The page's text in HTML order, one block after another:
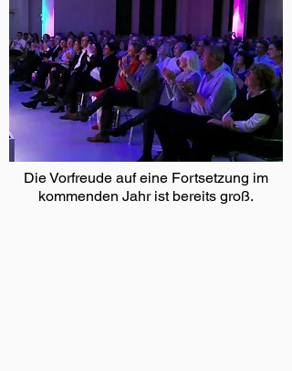
Die Vorfreude auf eine Fortsetzung im
kommenden Jahr ist bereits groß.